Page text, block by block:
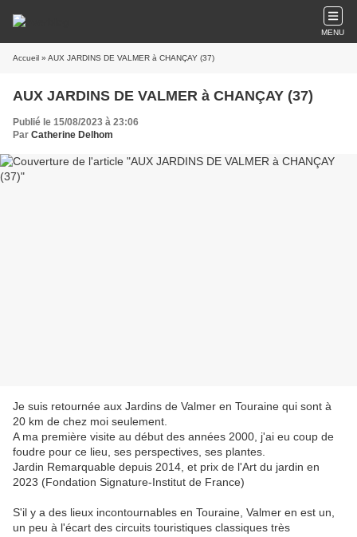
MENU
Accueil » AUX JARDINS DE VALMER à CHANÇAY (37)
AUX JARDINS DE VALMER à CHANÇAY (37)
Publié le 15/08/2023 à 23:06
Par Catherine Delhom
Je suis retournée aux Jardins de Valmer en Touraine qui sont à
20 km de chez moi seulement.
A ma première visite au début des années 2000, j'ai eu coup de
foudre pour ce lieu, ses perspectives, ses plantes.
Jardin Remarquable depuis 2014, et prix de l'Art du jardin en
2023 (Fondation Signature-Institut de France)
S'il y a des lieux incontournables en Touraine, Valmer en est un,
un peu à l'écart des circuits touristiques classiques très